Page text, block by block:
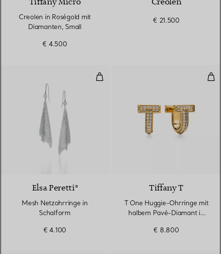
Creolen in Roségold mit
Diamanten, Small
€ 4.500
€ 21.500
Mesh Netzohrringe in Schalform
Elsa Peretti®
Mesh Netzohrringe in
Schalform
€ 4.100
T
Tiffany T
T One Huggie-Ohrringe mit
halbem Pavé-Diamant in
€ 8.800